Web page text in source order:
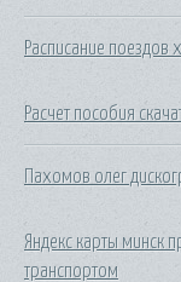
Расписание поездов
Расчет пособия
Пахомов олег
Яндекс карты минск
транспортом